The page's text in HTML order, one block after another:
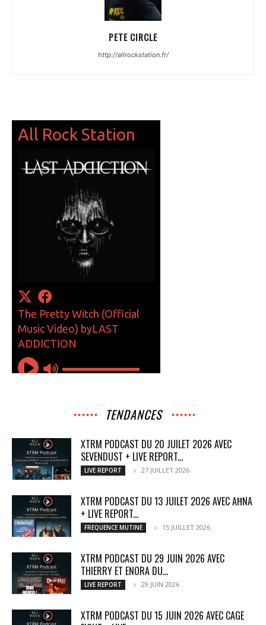
PETE CIRCLE
http://allrockstation.fr/
TENDANCES
XTRM PODCAST DU 20 JUILET 2026 AVEC
SEVENDUST + LIVE REPORT...
LIVE REPORT 27 JUILLET 2026
XTRM PODCAST DU 13 JUILET 2026 AVEC AĦNA
+ LIVE REPORT...
FREQUENCE MUTINE 15 JUILLET 2026
XTRM PODCAST DU 29 JUIN 2026 AVEC
THIERRY ET ENORA DU...
LIVE REPORT 29 JUIN 2026
XTRM PODCAST DU 15 JUIN 2026 AVEC CAGE